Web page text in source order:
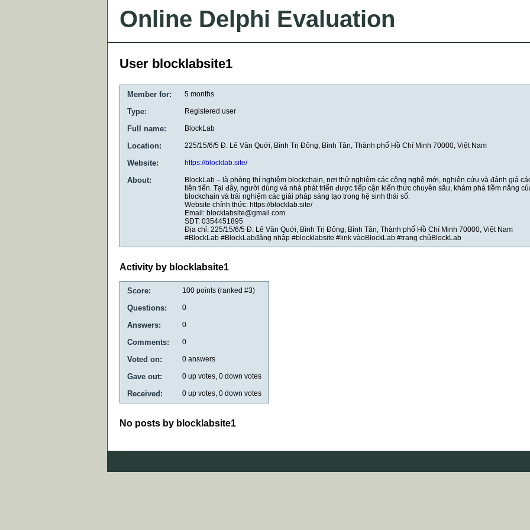
Online Delphi Evaluation
User blocklabsite1
Member for: 5 months
Type: Registered user
Full name: BlockLab
Location: 225/15/6/5 Đ. Lê Văn Quới, Bình Trị Đông, Bình Tân, Thành phố Hồ Chí Minh 70000, Việt Nam
Website: https://blocklab.site/
About:
BlockLab – là phòng thí nghiệm blockchain, nơi thử nghiệm các công nghệ mới, nghiên cứu và đánh giá
tiên tiến. Tại đây, người dùng và nhà phát triển được tiếp cận kiến thức chuyên sâu, khám phá tiềm năng
blockchain và trải nghiệm các giải pháp sáng tạo trong hệ sinh thái số.
Website chính thức: https://blocklab.site/
Email: blocklabsite@gmail.com
SĐT: 0354451895
Địa chỉ: 225/15/6/5 Đ. Lê Văn Quới, Bình Trị Đông, Bình Tân, Thành phố Hồ Chí Minh 70000, Việt Nam
#BlockLab #BlockLabđăng nhập #blocklabsite #link vàoBlockLab #trang chủBlockLab
Activity by blocklabsite1
Score: 100 points (ranked #3)
Questions: 0
Answers: 0
Comments: 0
Voted on: 0 answers
Gave out: 0 up votes, 0 down votes
Received: 0 up votes, 0 down votes
No posts by blocklabsite1